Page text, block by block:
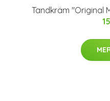
Tandkräm "Original